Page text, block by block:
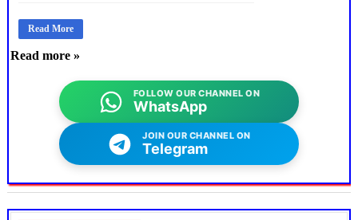
Read More
Read more »
FOLLOW OUR CHANNEL ON
WhatsApp
JOIN OUR CHANNEL ON
Telegram